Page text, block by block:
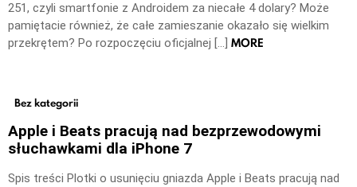
251, czyli smartfonie z Androidem za niecałe 4 dolary? Może
pamiętacie również, że całe zamieszanie okazało się wielkim
przekrętem? Po rozpoczęciu oficjalnej […] MORE
Bez kategorii
Apple i Beats pracują nad bezprzewodowymi
słuchawkami dla iPhone 7
Spis treści Plotki o usunięciu gniazda Apple i Beats pracują nad